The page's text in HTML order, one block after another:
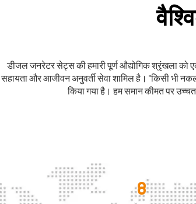
डीजल जनरेटर सेट्स की हमारी पूर्ण औद्योगिक श्रृंखला को
सहायता और आजीवन अनुवर्ती सेवा शामिल है। "किसी भी
किया गया है। हम समान कीमत पर